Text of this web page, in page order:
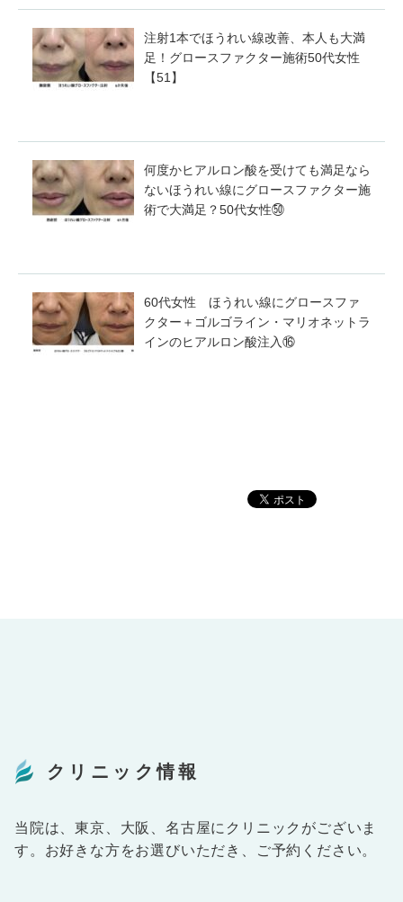
注射1本でほうれい線改善、本人も大満
足！グロースファクター施術50代女性
【51】
何度かヒアルロン酸を受けても満足なら
ないほうれい線にグロースファクター施
術で大満足？50代女性㊿
60代女性 ほうれい線にグロースファ
クター＋ゴルゴライン・マリオネットラ
インのヒアルロン酸注入⑯
クリニック情報
当院は、東京、大阪、名古屋にクリニックがございま
す。お好きな方をお選びいただき、ご予約ください。